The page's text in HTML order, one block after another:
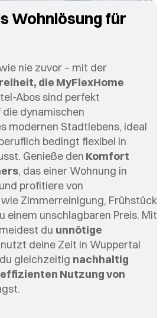
Wohnlösung für
nie zuvor – mit der
die MyFlexHome
Abos sind perfekt
dynamischen
modernen Stadtlebens, ideal
bedingt flexibel in
Genieße den Komfort
, das einer Wohnung in
profitiere von
Zimmerreinigung, Frühstück
einem unschlagbaren Preis. Mit
du unnötige
deine Zeit in Wuppertal
gleichzeitig nachhaltig
effizienten Nutzung von